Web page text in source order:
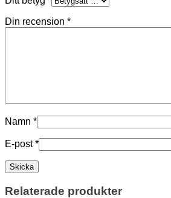
Din recension *
Namn *
E-post*
Relaterade produkter